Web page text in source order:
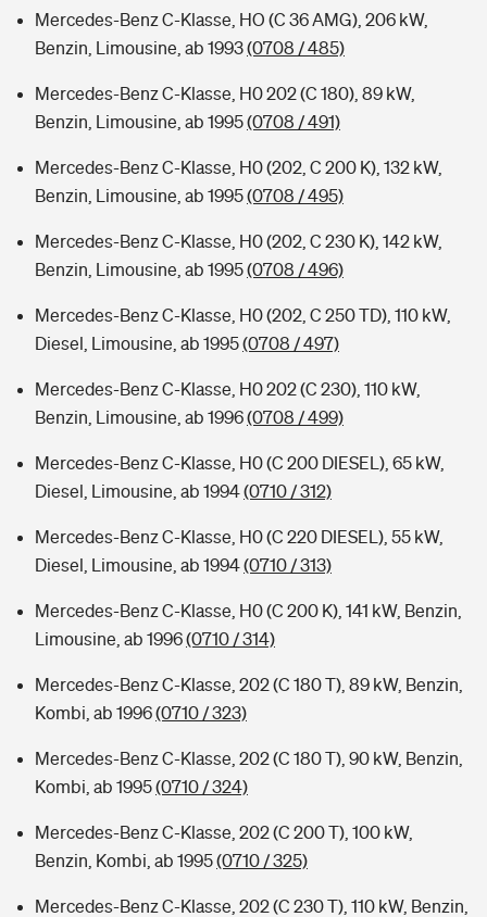
Mercedes-Benz C-Klasse, HO (C 36 AMG), 206 kW,
Benzin, Limousine, ab 1993(0708 / 485)
Mercedes-Benz C-Klasse, H0 202 (C 180), 89 kW,
Benzin, Limousine, ab 1995(0708 / 491)
Mercedes-Benz C-Klasse, H0 (202, C 200 K), 132 kW,
Benzin, Limousine, ab 1995(0708 / 495)
Mercedes-Benz C-Klasse, H0 (202, C 230 K), 142 kW,
Benzin, Limousine, ab 1995(0708 / 496)
Mercedes-Benz C-Klasse, H0 (202, C 250 TD), 110 kW,
Diesel, Limousine, ab 1995(0708 / 497)
Mercedes-Benz C-Klasse, H0 202 (C 230), 110 kW,
Benzin, Limousine, ab 1996(0708 / 499)
Mercedes-Benz C-Klasse, H0 (C 200 DIESEL), 65 kW,
Diesel, Limousine, ab 1994(0710 / 312)
Mercedes-Benz C-Klasse, H0 (C 220 DIESEL), 55 kW,
Diesel, Limousine, ab 1994(0710 / 313)
Mercedes-Benz C-Klasse, H0 (C 200 K), 141 kW, Benzin,
Limousine, ab 1996(0710 / 314)
Mercedes-Benz C-Klasse, 202 (C 180 T), 89 kW, Benzin,
Kombi, ab 1996(0710 / 323)
Mercedes-Benz C-Klasse, 202 (C 180 T), 90 kW, Benzin,
Kombi, ab 1995(0710 / 324)
Mercedes-Benz C-Klasse, 202 (C 200 T), 100 kW,
Benzin, Kombi, ab 1995(0710 / 325)
Mercedes-Benz C-Klasse, 202 (C 230 T), 110 kW, Benzin,